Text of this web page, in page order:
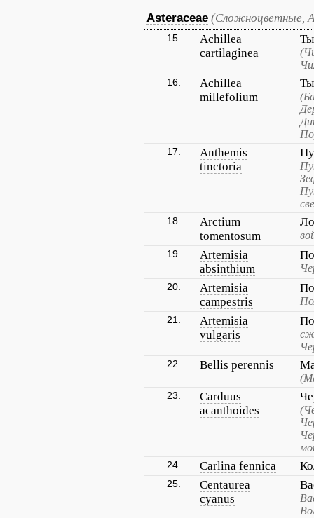
Asteraceae (Сложноцветные,
15.
Achillea
cartilaginea
16.
Achillea
millefolium
17.
Anthemis
tinctoria
18.
Arctium
tomentosum
19.
Artemisia
absinthium
20.
Artemisia
campestris
21.
Artemisia
vulgaris
22. Bellis perennis
23.
Carduus
acanthoides
24. Carlina fennica
25.
Centaurea
cyanus